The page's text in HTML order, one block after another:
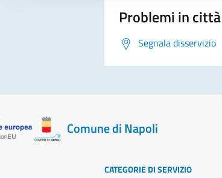
Problemi in città
Segnala disservizio
Comune di Napoli
CATEGORIE DI SERVIZIO